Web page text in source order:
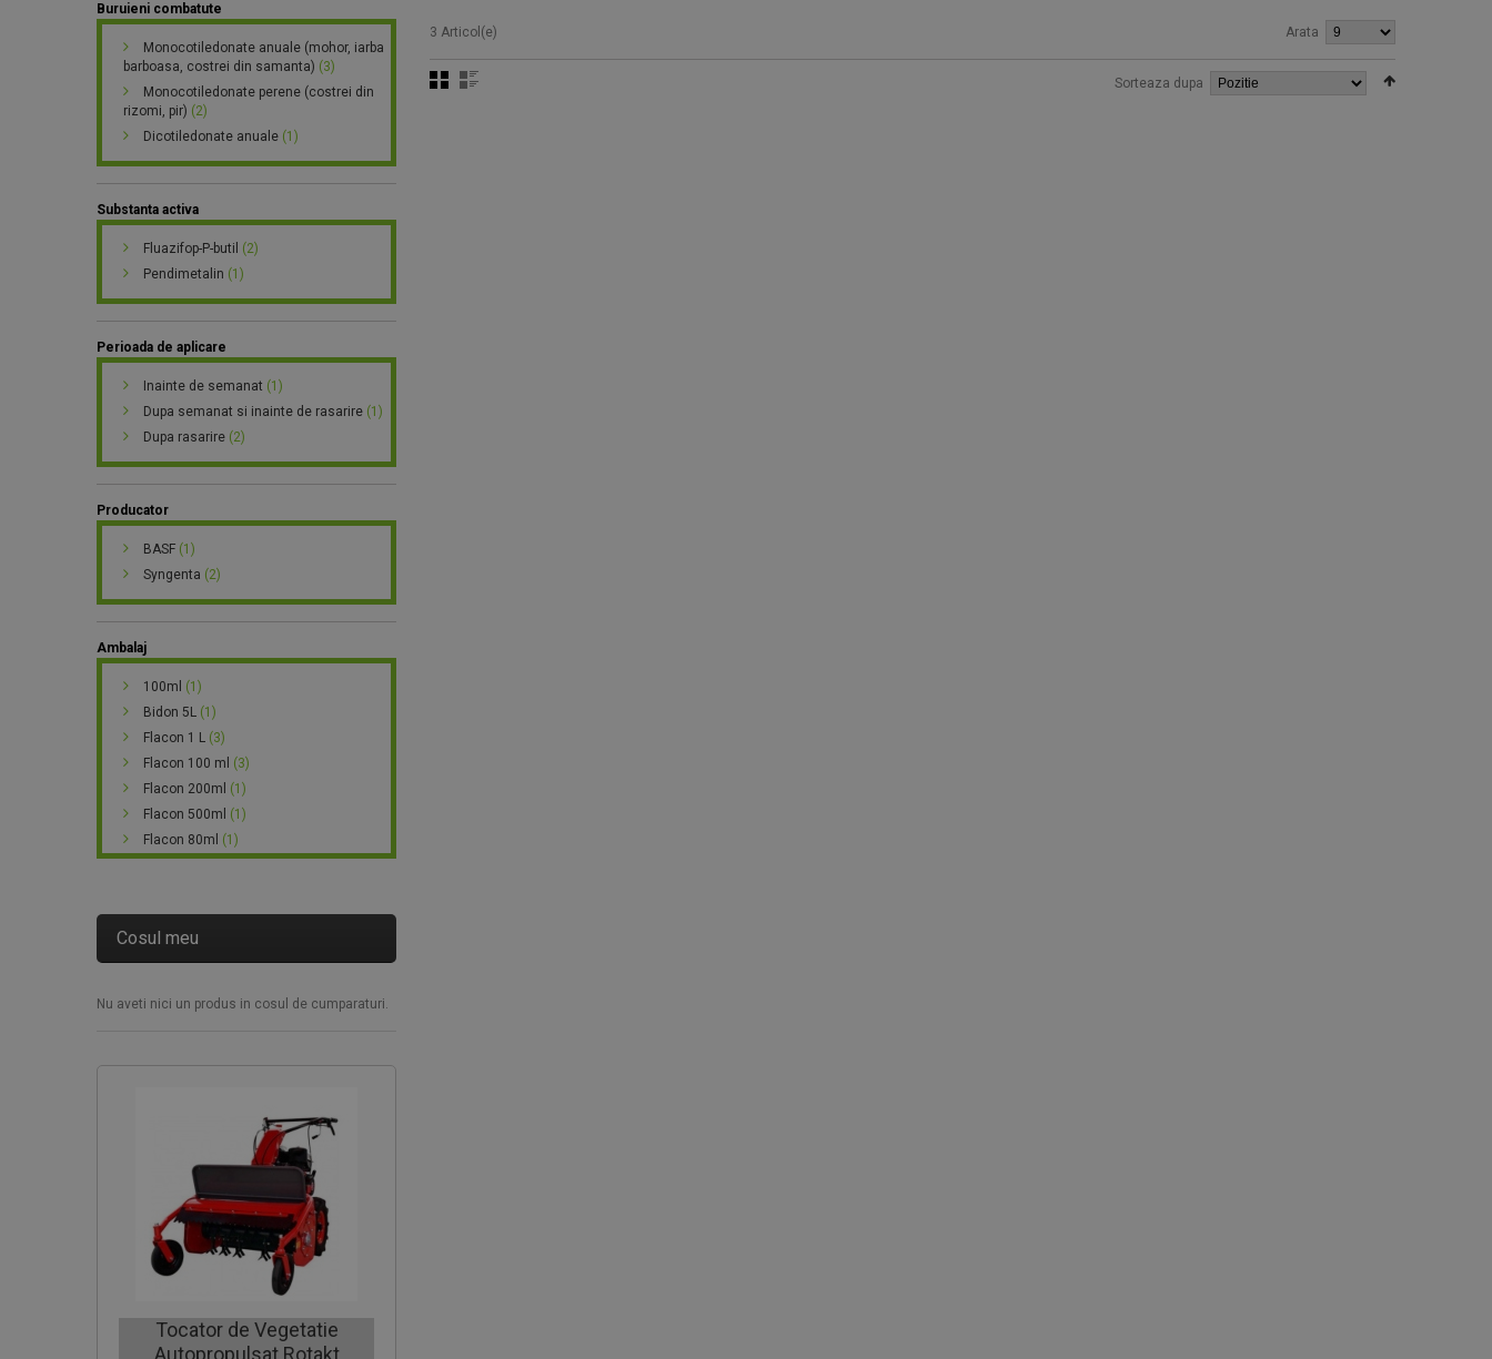
3 Articol(e) Arata
Sorteaza dupa
Buruieni combatute
Monocotiledonate anuale (mohor, iarba
barboasa, costrei din samanta) (3)
Monocotiledonate perene (costrei din
rizomi, pir) (2)
Dicotiledonate anuale (1)
Substanta activa
Fluazifop-P-butil (2)
Pendimetalin (1)
Perioada de aplicare
Inainte de semanat (1)
Dupa semanat si inainte de rasarire (1)
Dupa rasarire (2)
Producator
BASF (1)
Syngenta (2)
Ambalaj
100ml (1)
Bidon 5L (1)
Flacon 1 L (3)
Flacon 100 ml (3)
Flacon 200ml (1)
Flacon 500ml (1)
Flacon 80ml (1)
Cosul meu
Nu aveti nici un produs in cosul de cumparaturi.
Tocator de Vegetatie
Autopropulsat Rotakt